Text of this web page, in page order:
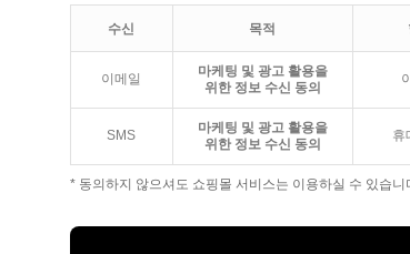
수신 목적
이메일
마케팅 및 광고 활용을
위한 정보 수신 동의
SMS
마케팅 및 광고 활용을
위한 정보 수신 동의
휴
* 동의하지 않으셔도 쇼핑몰 서비스는 이용하실 수 있습니